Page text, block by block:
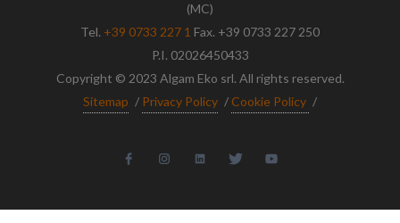
(MC)
Tel. +39 0733 227 1 Fax. +39 0733 227 250
P.I. 02026450433
Copyright © 2023 Algam Eko srl. All rights reserved.
Sitemap / Privacy Policy / Cookie Policy /